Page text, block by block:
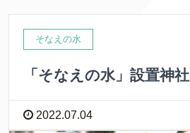
そなえの水
「そなえの水」設置神社
2022.07.04